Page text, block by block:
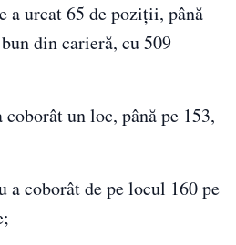
a urcat 65 de poziţii, până
din carieră, cu 509
un loc, până pe 153,
a coborât de pe locul 160 pe